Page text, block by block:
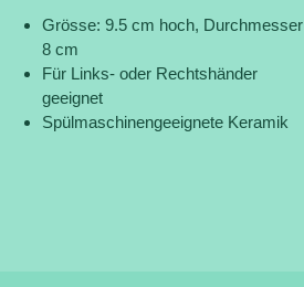
Grösse: 9.5 cm hoch, Durchmesser
8 cm
Für Links- oder Rechtshänder
geeignet
Spülmaschinengeeignete Keramik